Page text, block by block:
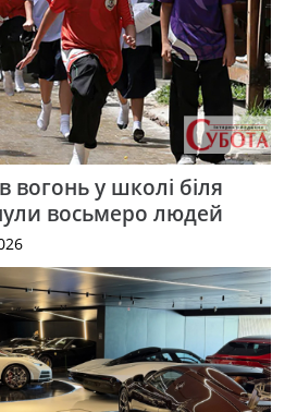
вогонь у школі біля
восьмеро людей